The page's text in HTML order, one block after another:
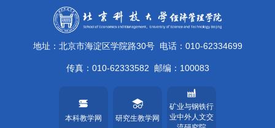
地址：北京市海淀区学院路30号 电话：010-62334699
传真：010-62333582 邮编：100083
本科教学网 研究生教学网
矿业与钢铁行
业中外人文交